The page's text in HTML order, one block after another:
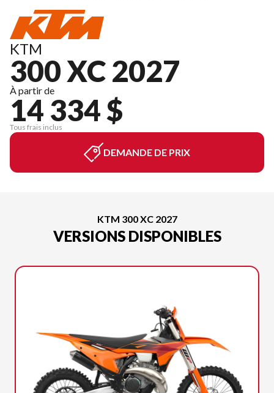
KTM
300 XC 2027
À partir de
14 334 $
Tous frais inclus
DEMANDE DE PRIX
KTM 300 XC 2027
VERSIONS DISPONIBLES